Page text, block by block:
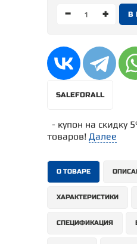
- +
SALEFORALL
- купон на скидку
товаров! Далее
О ТОВАРЕ
ХАРАКТЕРИСТИКИ
СПЕЦИФИКАЦИЯ